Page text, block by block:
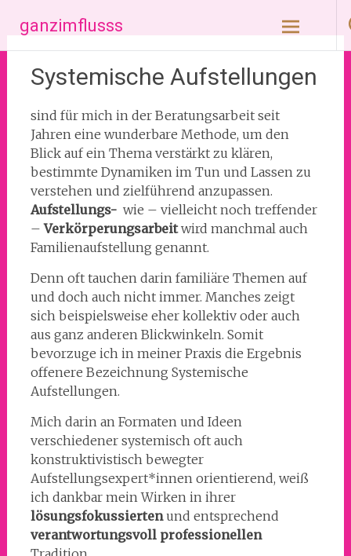
Inhalt
springen
ganzimflusss
Systemische Aufstellungen
sind für mich in der Beratungsarbeit seit
Jahren eine wunderbare Methode, um den
Blick auf ein Thema verstärkt zu klären,
bestimmte Dynamiken im Tun und Lassen zu
verstehen und zielführend anzupassen.
Aufstellungs- wie – vielleicht noch treffender
–Verkörperungsarbeitwird manchmal auch
Familienaufstellung genannt.
Denn oft tauchen darin familiäre Themen auf
und doch auch nicht immer. Manches zeigt
sich beispielsweise eher kollektiv oder auch
aus ganz anderen Blickwinkeln. Somit
bevorzuge ich in meiner Praxis die Ergebnis
offenere Bezeichnung Systemische
Aufstellungen.
Mich darin an Formaten und Ideen
verschiedener systemisch oft auch
konstruktivistisch bewegter
Aufstellungsexpert*innen orientierend, weiß
ich dankbar mein Wirken in ihrer
lösungsfokussiertenund entsprechend
verantwortungsvoll professionellen